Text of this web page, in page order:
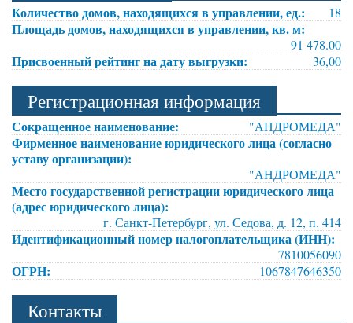
Количество домов, находящихся в управлении, ед.: 18
Площадь домов, находящихся в управлении, кв. м:
91 478.00
Присвоенный рейтинг на дату выгрузки: 36,00
Регистрационная информация
Сокращенное наименование: "АНДРОМЕДА"
Фирменное наименование юридического лица (согласно
уставу организации):
"АНДРОМЕДА"
Место государственной регистрации юридического лица
(адрес юридического лица):
г. Санкт-Петербург, ул. Седова, д. 12, п. 414
Идентификационный номер налогоплательщика (ИНН):
7810056090
ОГРН: 1067847646350
Контакты